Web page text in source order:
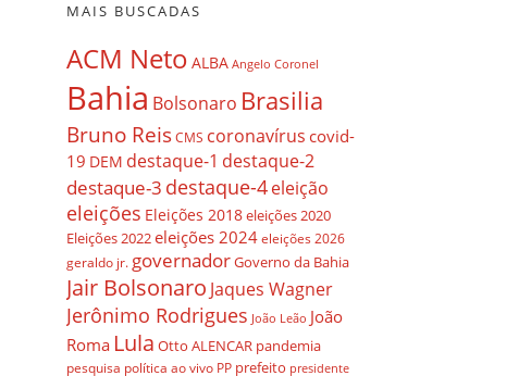
MAIS BUSCADAS
ACM Neto ALBA Angelo Coronel
Bahia Bolsonaro Brasilia
Bruno ReisCMS coronavírus covid-
19 DEM destaque-1 destaque-2
destaque-3 destaque-4eleição
eleições Eleições 2018eleições 2020
Eleições 2022eleições 2024 eleições 2026
geraldo jr. governadorGoverno da Bahia
Jair Bolsonaro Jaques Wagner
Jerônimo Rodrigues João Leão João
Roma Lula Otto ALENCAR pandemia
pesquisa política ao vivo PP prefeito presidente